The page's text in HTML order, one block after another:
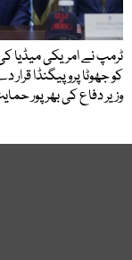
ٹرمپ نے امریکی میڈیا
کو جھوٹا پروپیگنڈا قرار
وزیر دفاع کی بھرپور